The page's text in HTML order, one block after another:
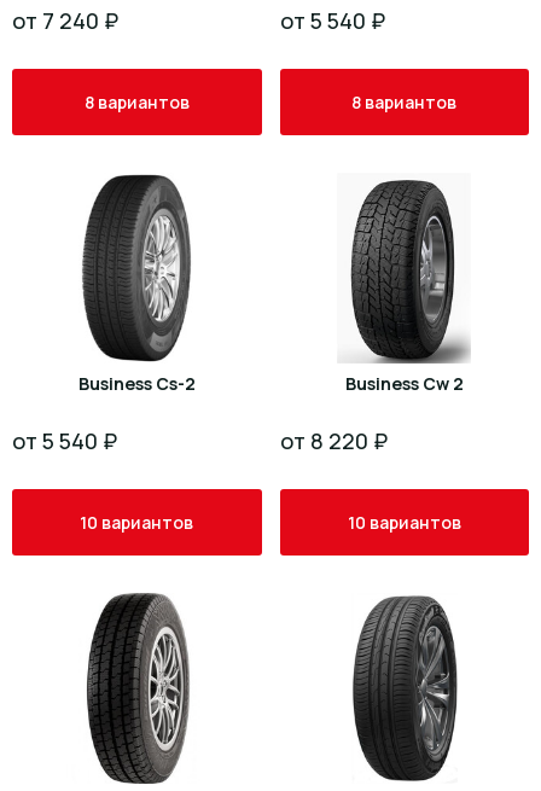
от 7 240 ₽
8 вариантов
от 5 540 ₽
8 вариантов
Business Cs-2
от 5 540 ₽
10 вариантов
Business Cw 2
от 8 220 ₽
10 вариантов